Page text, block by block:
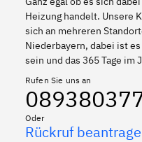
Heizung handelt. Unsere
sich an mehreren
Niederbayern, dabei ist
sein und das 365 Tage im
Rufen Sie uns an
Oder
Rückruf